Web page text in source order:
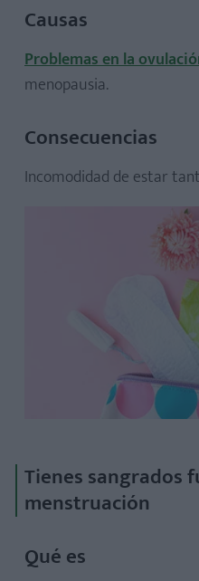
Causas
Problemas en la
menopausia.
Consecuencias
Incomodidad de estar
Tienes sangrados
menstruación
Qué es